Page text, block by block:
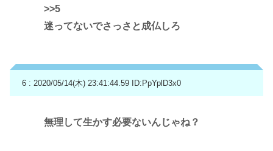
>>5
迷ってないでさっさと成仏しろ
6 : 2020/05/14(木) 23:41:44.59 ID:PpYplD3x0
無理して生かす必要ないんじゃね？